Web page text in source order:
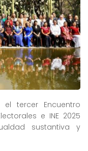
tercer Encuentro
e INE 2025
sustantiva y